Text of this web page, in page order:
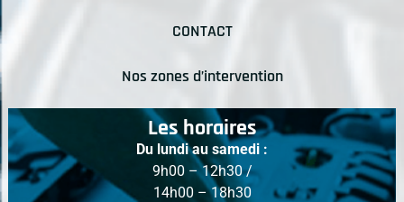
CONTACT
Nos zones d’intervention
Les horaires
Du lundi au samedi :
9h00 – 12h30 /
14h00 – 18h30